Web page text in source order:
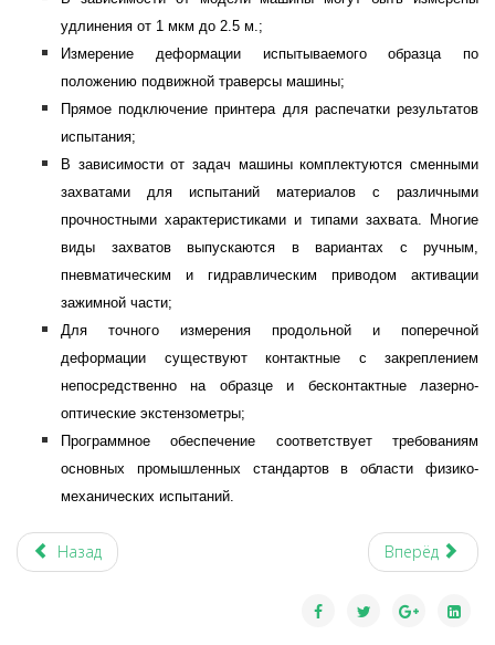
удлинения от 1 мкм до 2.5 м.;
Измерение деформации испытываемого образца по
положению подвижной траверсы машины;
Прямое подключение принтера для распечатки результатов
испытания;
В зависимости от задач машины комплектуются сменными
захватами для испытаний материалов с различными
прочностными характеристиками и типами захвата. Многие
виды захватов выпускаются в вариантах с ручным,
пневматическим и гидравлическим приводом активации
зажимной части;
Для точного измерения продольной и поперечной
деформации существуют контактные с закреплением
непосредственно на образце и бесконтактные лазерно-
оптические экстензометры;
Программное обеспечение соответствует требованиям
основных промышленных стандартов в области физико-
механических испытаний.
Назад Вперёд